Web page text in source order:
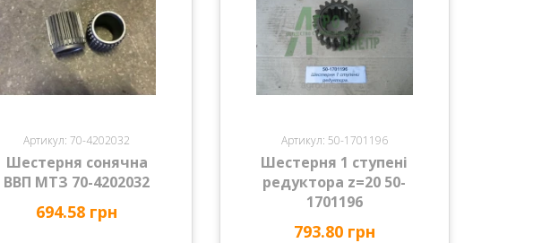
Артикул: 70-4202032
Шестерня сонячна
ВВП МТЗ 70-4202032
694.58 грн
Артикул: 50-1701196
Шестерня 1 ступені
редуктора z=20 50-
1701196
793.80 грн